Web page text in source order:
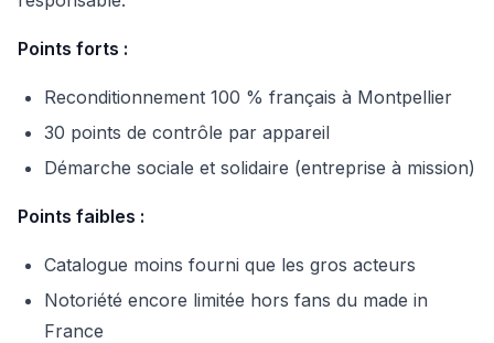
Points forts :
Reconditionnement 100 % français à Montpellier
30 points de contrôle par appareil
Démarche sociale et solidaire (entreprise à mission)
Points faibles :
Catalogue moins fourni que les gros acteurs
Notoriété encore limitée hors fans du made in
France